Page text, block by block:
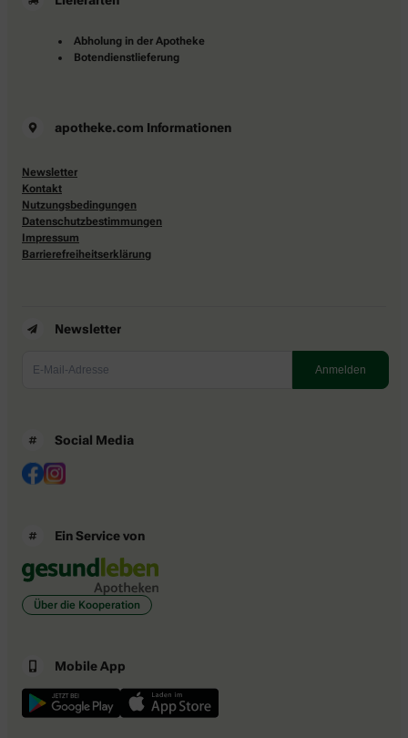
Abholung in der Apotheke
Botendienstlieferung
apotheke.com Informationen
Newsletter
Kontakt
Nutzungsbedingungen
Datenschutzbestimmungen
Impressum
Barrierefreiheitserklärung
Newsletter
Social Media
Ein Service von
Über die Kooperation
Mobile App